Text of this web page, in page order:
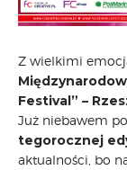
Z wielkimi
Festival” –
Już niebawem
tegorocznej
aktualności, bo